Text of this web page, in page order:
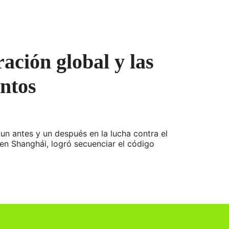
global y las
antes y un después en la lucha contra el
Shanghái, logró secuenciar el código